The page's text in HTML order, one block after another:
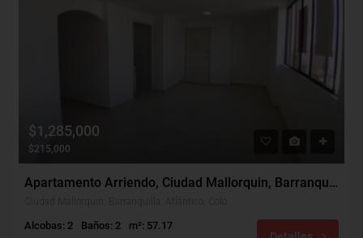
$1,285,000
$215,000
Apartamento Arriendo, Ciudad Mallorquin, Barranquilla (30600)
Alcobas: 2 Baños: 2
m²: 57.17